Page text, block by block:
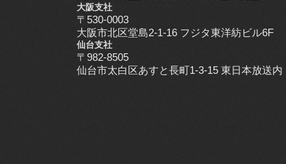
大阪支社
〒530-0003
大阪市北区堂島2-1-16 フジタ東洋紡ビル6F
仙台支社
〒982-8505
仙台市太白区あすと長町1-3-15 東日本放送内